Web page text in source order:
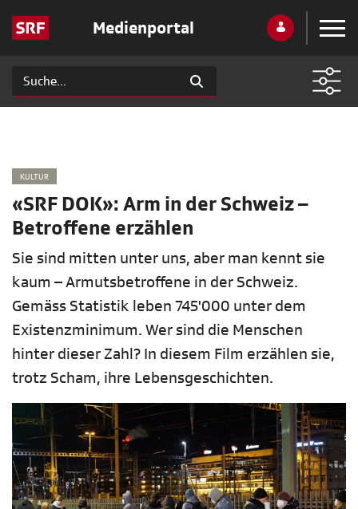
Medienportal
KULTUR
«SRF DOK»: Arm in der Schweiz –
Betroffene erzählen
Sie sind mitten unter uns, aber man kennt sie
kaum – Armutsbetroffene in der Schweiz.
Gemäss Statistik leben 745'000 unter dem
Existenzminimum. Wer sind die Menschen
hinter dieser Zahl? In diesem Film erzählen sie,
trotz Scham, ihre Lebensgeschichten.